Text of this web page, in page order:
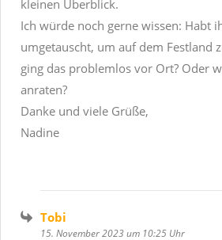
kleinen Überblick.
Ich würde noch gerne wissen: Habt
umgetauscht, um auf dem Festland
ging das problemlos vor Ort? Oder
anraten?
Danke und viele Grüße,
Nadine
Tobi
15. November 2023 um 10:25 Uhr